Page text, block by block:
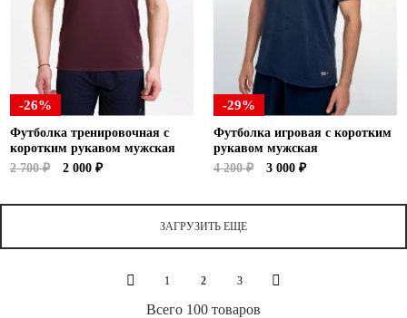
-26%
Футболка тренировочная с
коротким рукавом мужская
2 700 ₽
2 000 ₽
-29%
Футболка игровая с коротким
рукавом мужская
4 200 ₽
3 000 ₽
ЗАГРУЗИТЬ ЕЩЕ
1 2 3
Всего 100 товаров